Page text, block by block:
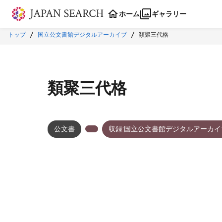
本文に飛ぶ
ホーム ギャラリー
トップ 国立公文書館デジタルアーカイブ 類聚三代格
類聚三代格
公文書 収録:国立公文書館デジタルアーカ